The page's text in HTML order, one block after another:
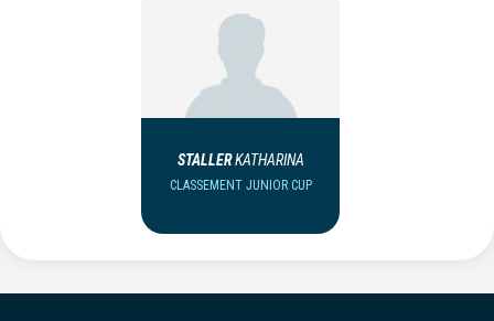
STALLERKATHARINA
CLASSEMENT JUNIOR CUP